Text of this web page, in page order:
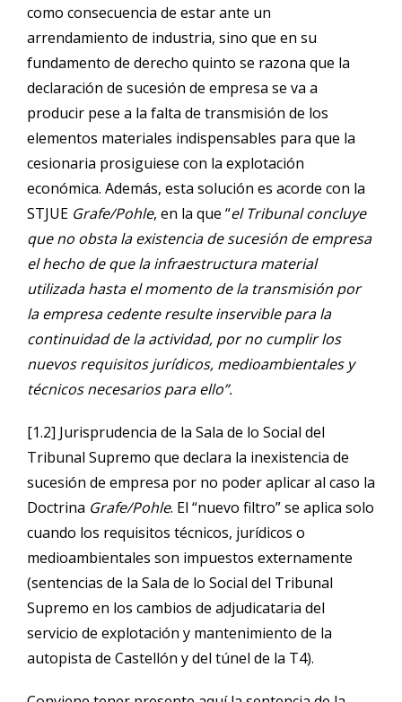
como consecuencia de estar ante un
arrendamiento de industria, sino que en su
fundamento de derecho quinto se razona que la
declaración de sucesión de empresa se va a
producir pese a la falta de transmisión de los
elementos materiales indispensables para que la
cesionaria prosiguiese con la explotación
económica. Además, esta solución es acorde con la
STJUE Grafe/Pohle, en la que “el Tribunal concluye
que no obsta la existencia de sucesión de empresa
el hecho de que la infraestructura material
utilizada hasta el momento de la transmisión por
la empresa cedente resulte inservible para la
continuidad de la actividad, por no cumplir los
nuevos requisitos jurídicos, medioambientales y
técnicos necesarios para ello”.
[1.2] Jurisprudencia de la Sala de lo Social del
Tribunal Supremo que declara la inexistencia de
sucesión de empresa por no poder aplicar al caso la
Doctrina Grafe/Pohle. El “nuevo filtro” se aplica solo
cuando los requisitos técnicos, jurídicos o
medioambientales son impuestos externamente
(sentencias de la Sala de lo Social del Tribunal
Supremo en los cambios de adjudicataria del
servicio de explotación y mantenimiento de la
autopista de Castellón y del túnel de la T4).